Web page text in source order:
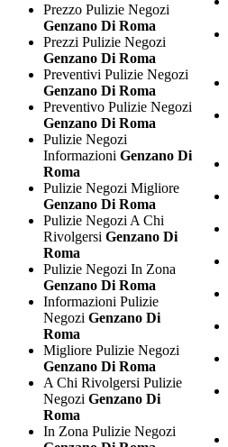
Prezzo Pulizie Negozi
Genzano Di Roma
Prezzi Pulizie Negozi
Genzano Di Roma
Preventivi Pulizie Negozi
Genzano Di Roma
Preventivo Pulizie Negozi
Genzano Di Roma
Pulizie Negozi
Informazioni Genzano Di
Roma
Pulizie Negozi Migliore
Genzano Di Roma
Pulizie Negozi A Chi
Rivolgersi Genzano Di
Roma
Pulizie Negozi In Zona
Genzano Di Roma
Informazioni Pulizie
Negozi Genzano Di
Roma
Migliore Pulizie Negozi
Genzano Di Roma
A Chi Rivolgersi Pulizie
Negozi Genzano Di
Roma
In Zona Pulizie Negozi